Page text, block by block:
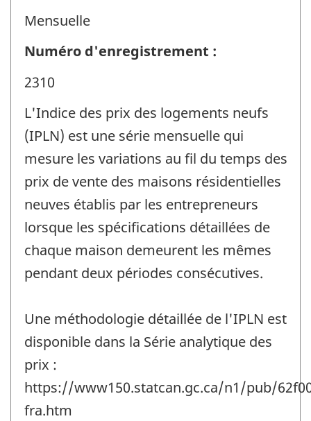
Mensuelle
Numéro d'enregistrement :
2310
L'Indice des prix des logements neufs
(IPLN) est une série mensuelle qui
mesure les variations au fil du temps des
prix de vente des maisons résidentielles
neuves établis par les entrepreneurs
lorsque les spécifications détaillées de
chaque maison demeurent les mêmes
pendant deux périodes consécutives.
Une méthodologie détaillée de l'IPLN est
disponible dans la Série analytique des
prix :
https://www150.statcan.gc.ca/n1/pub/
fra.htm